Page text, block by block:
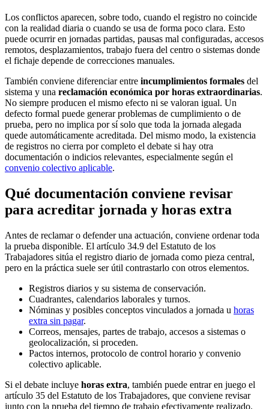
Los conflictos aparecen, sobre todo, cuando el registro no coincide
con la realidad diaria o cuando se usa de forma poco clara. Esto
puede ocurrir en jornadas partidas, pausas mal configuradas, accesos
remotos, desplazamientos, trabajo fuera del centro o sistemas donde
el fichaje depende de correcciones manuales.
También conviene diferenciar entre incumplimientos formales del
sistema y una reclamación económica por horas extraordinarias.
No siempre producen el mismo efecto ni se valoran igual. Un
defecto formal puede generar problemas de cumplimiento o de
prueba, pero no implica por sí solo que toda la jornada alegada
quede automáticamente acreditada. Del mismo modo, la existencia
de registros no cierra por completo el debate si hay otra
documentación o indicios relevantes, especialmente según el
convenio colectivo aplicable.
Qué documentación conviene revisar
para acreditar jornada y horas extra
Antes de reclamar o defender una actuación, conviene ordenar toda
la prueba disponible. El artículo 34.9 del Estatuto de los
Trabajadores sitúa el registro diario de jornada como pieza central,
pero en la práctica suele ser útil contrastarlo con otros elementos.
Registros diarios y su sistema de conservación.
Cuadrantes, calendarios laborales y turnos.
Nóminas y posibles conceptos vinculados a jornada u horas
extra sin pagar.
Correos, mensajes, partes de trabajo, accesos a sistemas o
geolocalización, si proceden.
Pactos internos, protocolo de control horario y convenio
colectivo aplicable.
Si el debate incluye horas extra, también puede entrar en juego el
artículo 35 del Estatuto de los Trabajadores, que conviene revisar
junto con la prueba del tiempo de trabajo efectivamente realizado.